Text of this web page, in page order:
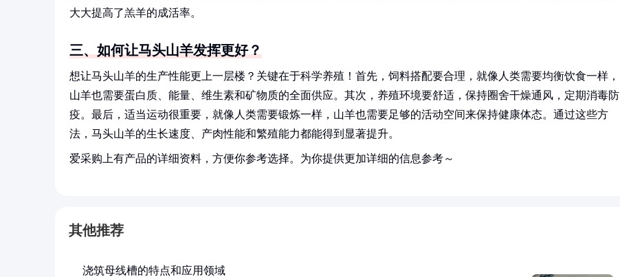
大大提高了羔羊的成活率。
三、如何让马头山羊发挥更好？
想让马头山羊的生产性能更上一层楼？关键在于科学养殖！首先，饲料搭配要合理，就像人类需要均衡饮食一样，
山羊也需要蛋白质、能量、维生素和矿物质的全面供应。其次，养殖环境要舒适，保持圈舍干燥通风，定期消毒防
疫。最后，适当运动很重要，就像人类需要锻炼一样，山羊也需要足够的活动空间来保持健康体态。通过这些方
法，马头山羊的生长速度、产肉性能和繁殖能力都能得到显著提升。
爱采购上有产品的详细资料，方便你参考选择。为你提供更加详细的信息参考～
其他推荐
浇筑母线槽的特点和应用领域